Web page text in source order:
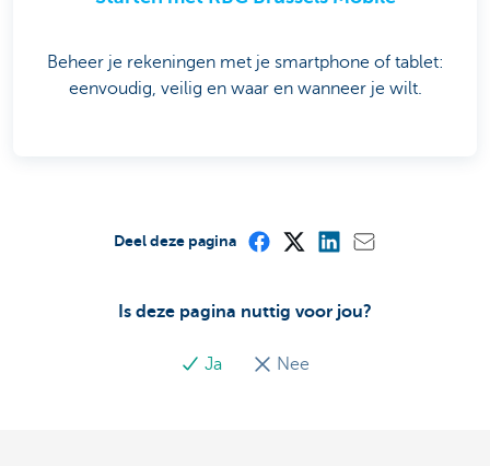
Beheer je rekeningen met je smartphone of tablet:
eenvoudig, veilig en waar en wanneer je wilt.
Is deze pagina nuttig voor jou?
Ja Nee
Deel deze pagina